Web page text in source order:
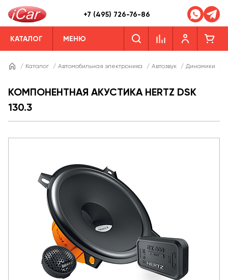
+7 (495) 726-76-86
КАТАЛОГ МЕНЮ
/ Каталог / Автомобильная электроника / Автозвук / Динамики
КОМПОНЕНТНАЯ АКУСТИКА HERTZ DSK
130.3